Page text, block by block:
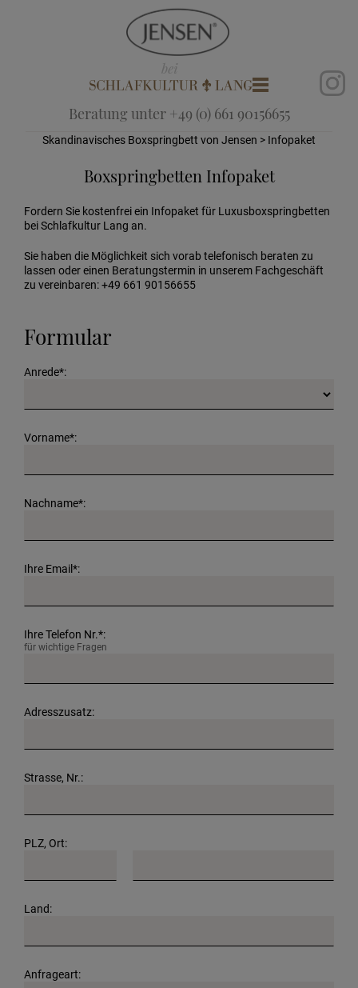
Beratung unter +49 (0) 661 90156655
Skandinavisches Boxspringbett von Jensen > Infopaket
Boxspringbetten Infopaket
Fordern Sie kostenfrei ein Infopaket für Luxusboxspringbetten
bei Schlafkultur Lang an.
Sie haben die Möglichkeit sich vorab telefonisch beraten zu
lassen oder einen Beratungstermin in unserem Fachgeschäft
zu vereinbaren: +49 661 90156655
Formular
Anrede*:
Vorname*:
Nachname*:
Ihre Email*:
Ihre Telefon Nr.*:
für wichtige Fragen
Adresszusatz:
Strasse, Nr.:
PLZ, Ort:
Land:
Anfrageart: